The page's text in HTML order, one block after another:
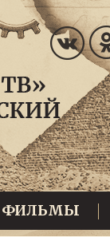
ФИЛЬМЫ